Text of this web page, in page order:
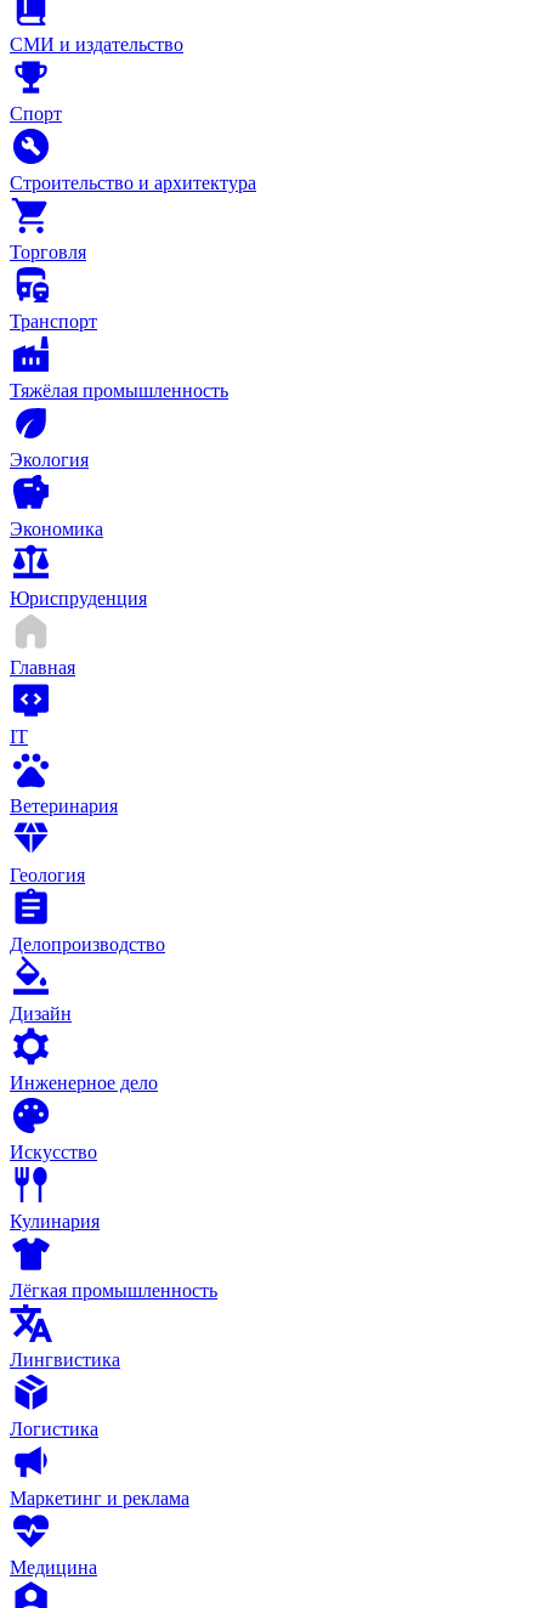
СМИ и издательство
Спорт
Строительство и архитектура
Торговля
Транспорт
Тяжёлая промышленность
Экология
Экономика
Юриспруденция
Главная
IT
Ветеринария
Геология
Делопроизводство
Дизайн
Инженерное дело
Искусство
Кулинария
Лёгкая промышленность
Лингвистика
Логистика
Маркетинг и реклама
Медицина